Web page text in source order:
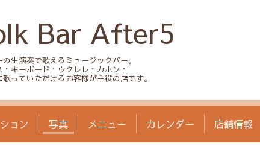
Bar After5
生演奏で歌えるミュージックバー。
キーボード・ウクレレ・カホン・
っていただけるお客様が主役の店です。
ョン 写真 メニュー カレンダー 店舗情報